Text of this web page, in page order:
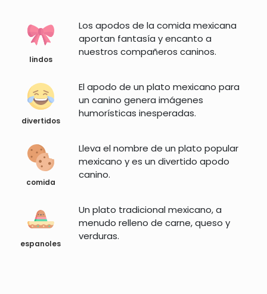
lindos
Los apodos de la comida mexicana
aportan fantasía y encanto a
nuestros compañeros caninos.
divertidos
El apodo de un plato mexicano para
un canino genera imágenes
humorísticas inesperadas.
comida
Lleva el nombre de un plato popular
mexicano y es un divertido apodo
canino.
espanoles
Un plato tradicional mexicano, a
menudo relleno de carne, queso y
verduras.